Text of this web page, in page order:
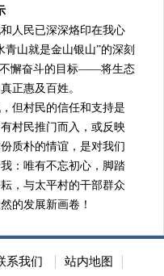
人民已深深烙印在我心
山就是金山银山”的深刻
不懈奋斗的目标——将生态
正惠及百姓。
但村民的信任和支持是
村民推门而入，或反映
质朴的情谊，是对我们
：唯有不忘初心，脚踏
，与太平村的干部群众
的发展新画卷！
系我们 站内地图